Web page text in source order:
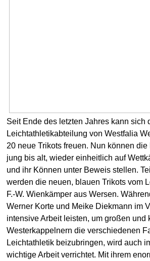
Seit Ende des letzten Jahres kann sich
Leichtathletikabteilung von Westfalia
20 neue Trikots freuen. Nun können
jung bis alt, wieder einheitlich auf
und ihr Können unter Beweis stellen.
werden die neuen, blauen Trikots vom
F.-W. Wienkämper aus Wersen.
Werner Korte und Meike Diekmann im
intensive Arbeit leisten, um großen und
Westerkappelnern die verschiedenen
Leichtathletik beizubringen, wird auch
wichtige Arbeit verrichtet. Mit ihrem